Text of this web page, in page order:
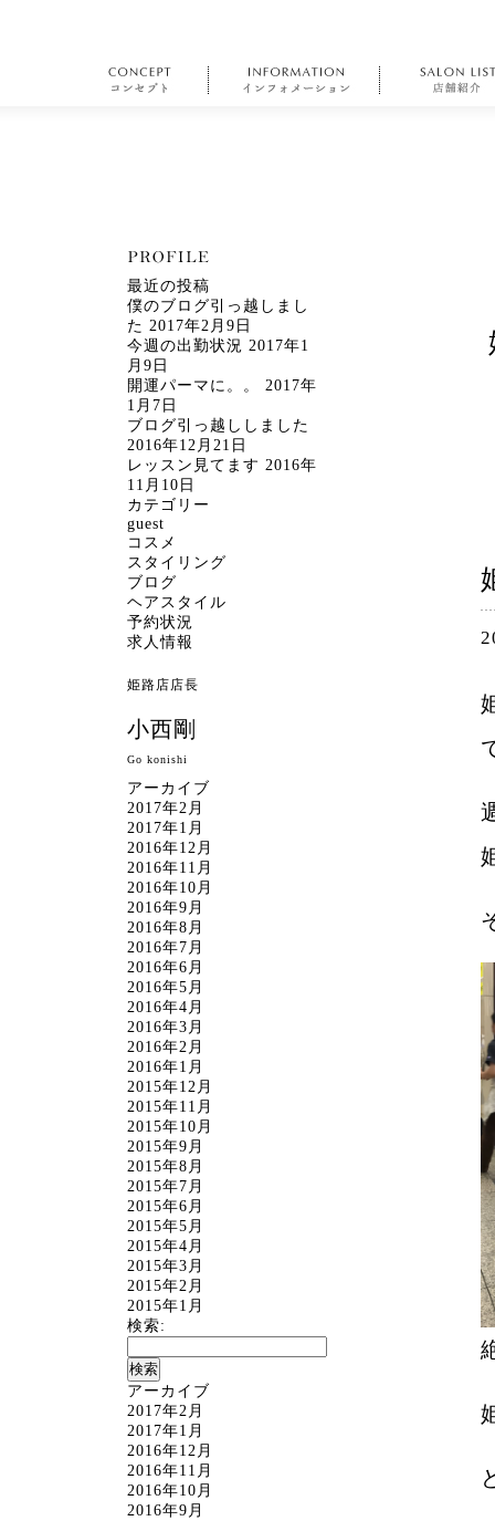
最近の投稿
僕のブログ引っ越しまし
た 2017年2月9日
今週の出勤状況 2017年1
月9日
開運パーマに。。
2017年
1月7日
ブログ引っ越ししました
2016年12月21日
レッスン見てます 2016年
11月10日
カテゴリー
guest
コスメ
スタイリング
ブログ
ヘアスタイル
予約状況
求人情報
姫路店店長
小西剛
Go konishi
アーカイブ
2017年2月
2017年1月
2016年12月
2016年11月
2016年10月
2016年9月
2016年8月
2016年7月
2016年6月
2016年5月
2016年4月
2016年3月
2016年2月
2016年1月
2015年12月
2015年11月
2015年10月
2015年9月
2015年8月
2015年7月
2015年6月
2015年5月
2015年4月
2015年3月
2015年2月
2015年1月
検索:
アーカイブ
2017年2月
2017年1月
2016年12月
2016年11月
2016年10月
2016年9月